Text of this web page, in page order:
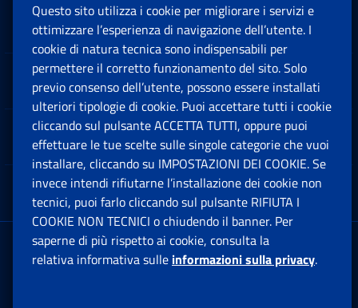
Sedi e Contatti
Software
Note Legali
App mobile
Sede Legale : Via Ciro il Grande, 21
00144 Roma
Questo sito utilizza i cookie per migliorare i servizi e
ottimizzare l’esperienza di navigazione dell’utente. I
cookie di natura tecnica sono indispensabili per
permettere il corretto funzionamento del sito. Solo
previo consenso dell’utente, possono essere installati
ulteriori tipologie di cookie. Puoi accettare tutti i cookie
cliccando sul pulsante ACCETTA TUTTI, oppure puoi
effettuare le tue scelte sulle singole categorie che vuoi
installare, cliccando su IMPOSTAZIONI DEI COOKIE. Se
invece intendi rifiutarne l’installazione dei cookie non
tecnici, puoi farlo cliccando sul pulsante RIFIUTA I
COOKIE NON TECNICI o chiudendo il banner. Per
saperne di più rispetto ai cookie, consulta la
relativa informativa sulle informazioni sulla privacy.